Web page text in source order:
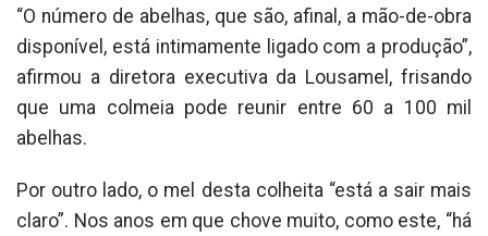
“O número de abelhas, que são, afinal, a mão-de-obra
disponível, está intimamente ligado com a produção”,
afirmou a diretora executiva da Lousamel, frisando
que uma colmeia pode reunir entre 60 a 100 mil
abelhas.
Por outro lado, o mel desta colheita “está a sair mais
claro”. Nos anos em que chove muito, como este, “há